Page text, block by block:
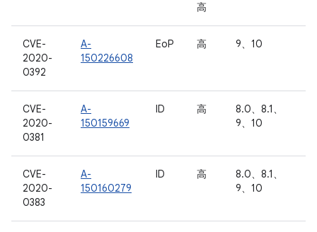
高
CVE-
2020-
0392
A-
150226608
EoP 高 9、10
CVE-
2020-
0381
A-
150159669
ID 高
8.0、8.1、
9、10
CVE-
2020-
0383
A-
150160279
ID 高
8.0、8.1、
9、10